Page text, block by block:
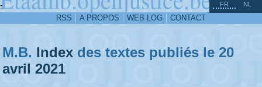
-
RSS A PROPOS WEB LOG CONTACT
FR NL
M.B. Index des textes publiés le 20
avril 2021
^